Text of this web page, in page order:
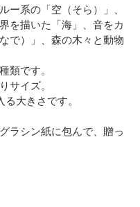
ー系の「空（そら）」、
を描いた「海」、音をカ
で）」、森の木々と動物
類です。
サイズ。
大きさです。
ラシン紙に包んで、贈っ